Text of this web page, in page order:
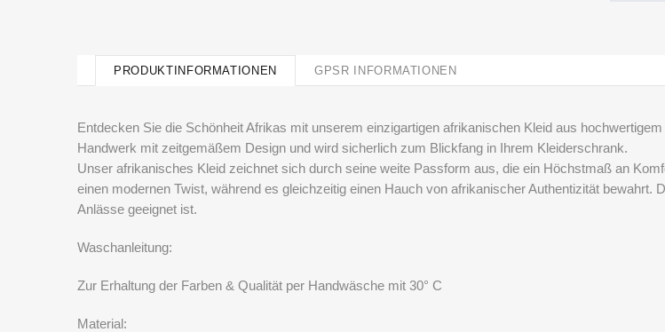
PRODUKTINFORMATIONEN GPSR INFORMATIONEN
Entdecken Sie die Schönheit Afrikas mit unserem einzigartigen afrikanischen Kleid aus
Handwerk mit zeitgemäßem Design und wird sicherlich zum Blickfang in Ihrem Kleiderschrank.
Unser afrikanisches Kleid zeichnet sich durch seine weite Passform aus, die ein Höchstmaß an
einen modernen Twist, während es gleichzeitig einen Hauch von afrikanischer Authentizität
Anlässe geeignet ist.
Waschanleitung:
Zur Erhaltung der Farben & Qualität per Handwäsche mit 30° C
Material: